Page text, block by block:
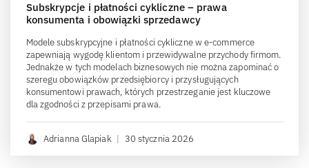
Subskrypcje i płatności cykliczne – prawa
konsumenta i obowiązki sprzedawcy
Modele subskrypcyjne i płatności cykliczne w e-commerce
zapewniają wygodę klientom i przewidywalne przychody firmom.
Jednakże w tych modelach biznesowych nie można zapominać o
szeregu obowiązków przedsiębiorcy i przysługujących
konsumentowi prawach, których przestrzeganie jest kluczowe
dla zgodności z przepisami prawa.
Adrianna Glapiak | 30 stycznia 2026